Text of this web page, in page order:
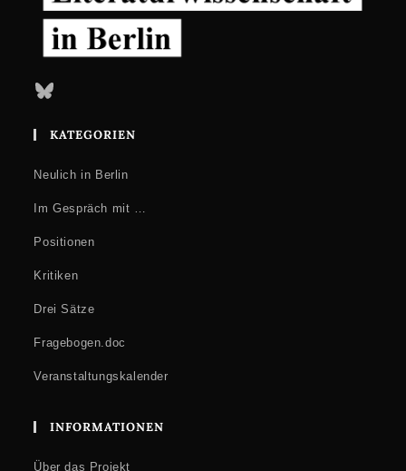
Bluesky
KATEGORIEN
Neulich in Berlin
Im Gespräch mit …
Positionen
Kritiken
Drei Sätze
Fragebogen.doc
Veranstaltungskalender
INFORMATIONEN
Über das Projekt